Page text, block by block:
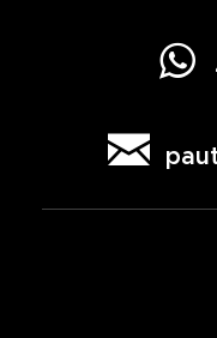

